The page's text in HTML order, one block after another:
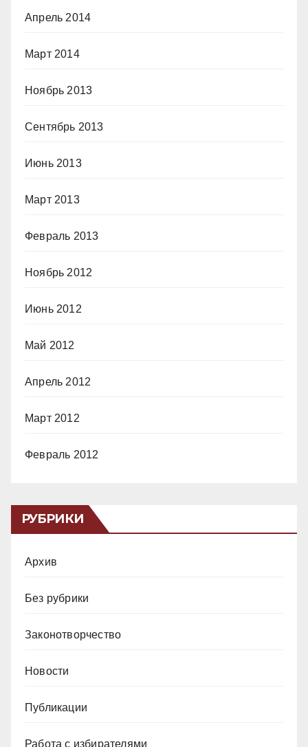
Апрель 2014
Март 2014
Ноябрь 2013
Сентябрь 2013
Июнь 2013
Март 2013
Февраль 2013
Ноябрь 2012
Июнь 2012
Май 2012
Апрель 2012
Март 2012
Февраль 2012
РУБРИКИ
Архив
Без рубрики
Законотворчество
Новости
Публикации
Работа с избирателями